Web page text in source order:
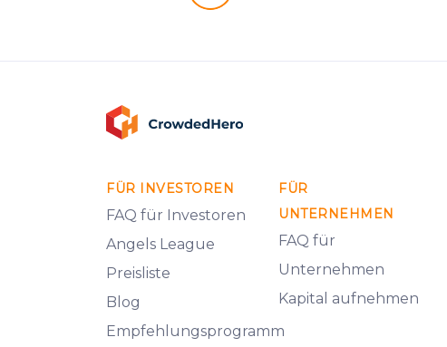
FÜR INVESTOREN
FAQ für Investoren
Angels League
Preisliste
Blog
Empfehlungsprogramm
FÜR
UNTERNEHMEN
FAQ für
Unternehmen
Kapital aufnehmen